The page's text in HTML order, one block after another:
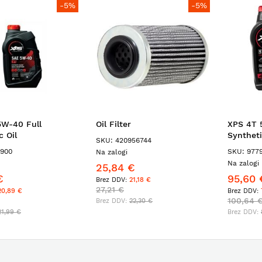
-5%
40 Full
Oil
€
€
-5%
Oil Filter
SKU: 420956744
Na zalogi
25,84 €
21,18 €
27,21 €
22,30 €
XPS 4T
SKU:
Na zalogi
95,60
100,64 €